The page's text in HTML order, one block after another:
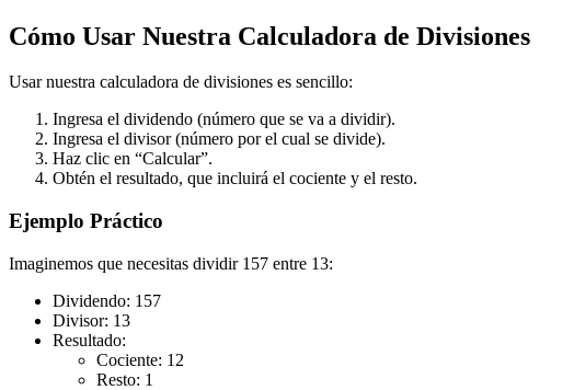
Cómo Usar Nuestra Calculadora de Divisiones
Usar nuestra calculadora de divisiones es sencillo:
Ingresa el dividendo (número que se va a dividir).
Ingresa el divisor (número por el cual se divide).
Haz clic en “Calcular”.
Obtén el resultado, que incluirá el cociente y el resto.
Ejemplo Práctico
Imaginemos que necesitas dividir 157 entre 13:
Dividendo: 157
Divisor: 13
Resultado:
Cociente: 12
Resto: 1